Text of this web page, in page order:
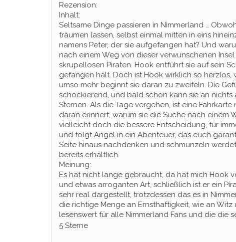
Rezension:
Inhalt:
Seltsame Dinge passieren in Nimmerland …
träumen lassen, selbst einmal mitten in eins
namens Peter, der sie aufgefangen hat? Und
nach einem Weg von dieser verwunschenen
skrupellosen Piraten. Hook entführt sie auf sein
gefangen hält. Doch ist Hook wirklich so
umso mehr beginnt sie daran zu zweifeln. Die
schockierend, und bald schon kann sie an nichts
Sternen. Als die Tage vergehen, ist eine
daran erinnert, warum sie die Suche nach einem
vielleicht doch die bessere Entscheidung, für
und folgt Angel in ein Abenteuer, das euch
Seite hinaus nachdenken und schmunzeln
bereits erhältlich.
Meinung:
Es hat nicht lange gebraucht, da hat mich Hook
und etwas arroganten Art, schließlich ist er ein
sehr real dargestellt, trotzdessen das es in
die richtige Menge an Ernsthaftigkeit, wie an
lesenswert für alle Nimmerland Fans und die die
5 Sterne